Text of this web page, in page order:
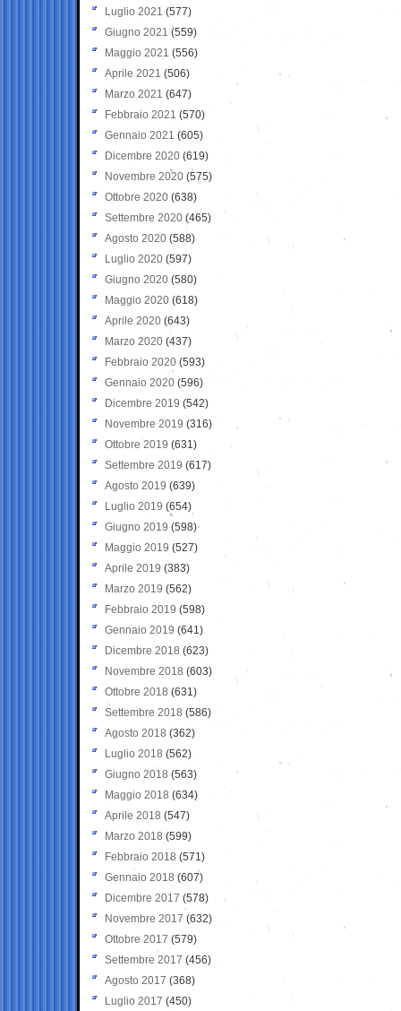
Luglio 2021 (577)
Giugno 2021(559)
Maggio 2021 (556)
Aprile 2021 (506)
Marzo 2021 (647)
Febbraio 2021 (570)
Gennaio 2021 (605)
Dicembre 2020 (619)
Novembre 2020 (575)
Ottobre 2020 (638)
Settembre 2020(465)
Agosto 2020 (588)
Luglio 2020 (597)
Giugno 2020 (580)
Maggio 2020 (618)
Aprile 2020 (643)
Marzo 2020 (437)
Febbraio 2020 (593)
Gennaio 2020 (596)
Dicembre 2019 (542)
Novembre 2019 (316)
Ottobre 2019 (631)
Settembre 2019 (617)
Agosto 2019 (639)
Luglio 2019 (654)
Giugno 2019 (598)
Maggio 2019 (527)
Aprile 2019 (383)
Marzo 2019 (562)
Febbraio 2019 (598)
Gennaio 2019 (641)
Dicembre 2018 (623)
Novembre 2018 (603)
Ottobre 2018 (631)
Settembre 2018 (586)
Agosto 2018 (362)
Luglio 2018 (562)
Giugno 2018 (563)
Maggio 2018 (634)
Aprile 2018 (547)
Marzo 2018 (599)
Febbraio 2018 (571)
Gennaio 2018 (607)
Dicembre 2017 (578)
Novembre 2017 (632)
Ottobre 2017 (579)
Settembre 2017 (456)
Agosto 2017 (368)
Luglio 2017 (450)